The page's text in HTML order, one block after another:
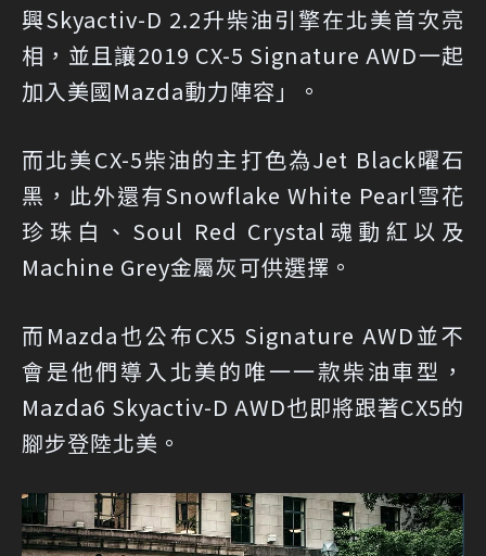
興Skyactiv-D 2.2升柴油引擎在北美首次亮
相，並且讓2019 CX-5 Signature AWD一起
加入美國Mazda動力陣容」。
而北美CX-5柴油的主打色為Jet Black曜石
黑，此外還有Snowflake White Pearl雪花
珍珠白、Soul Red Crystal魂動紅以及
Machine Grey金屬灰可供選擇。
而Mazda也公布CX5 Signature AWD並不
會是他們導入北美的唯一一款柴油車型，
Mazda6 Skyactiv-D AWD也即將跟著CX5的
腳步登陸北美。